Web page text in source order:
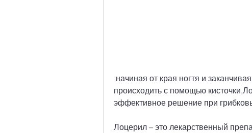
происходить с помощью
эффективное решение при
Лоцерил – это лекарственный